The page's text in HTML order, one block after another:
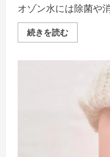
を
ご
覧
く
だ
い
オゾン水には除菌や
続きを読むオ
ゾ